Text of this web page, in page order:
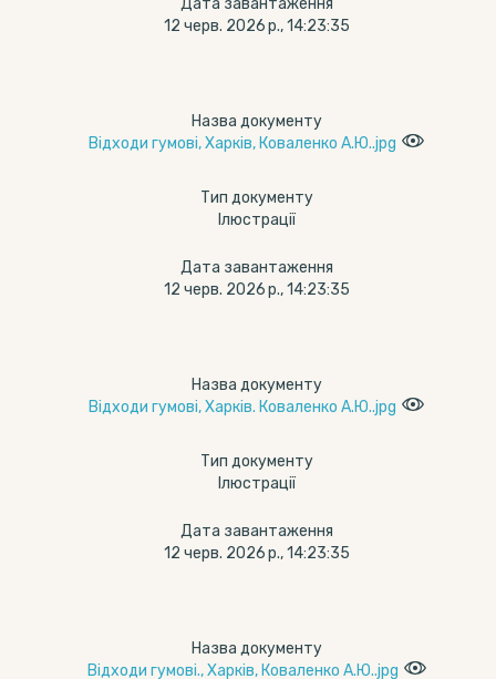
Дата завантаження
12 черв. 2026 р., 14:23:35
Назва документу
Відходи гумові, Харків, Коваленко А.Ю..jpg
Тип документу
Ілюстрації
Дата завантаження
12 черв. 2026 р., 14:23:35
Назва документу
Відходи гумові, Харків. Коваленко А.Ю..jpg
Тип документу
Ілюстрації
Дата завантаження
12 черв. 2026 р., 14:23:35
Назва документу
Відходи гумові., Харків, Коваленко А.Ю..jpg